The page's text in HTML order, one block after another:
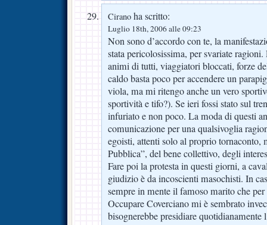
Cirano ha scritto:
Luglio 18th, 2006 alle 09:23
Non sono d’accordo con te, la
stata pericolosissima, per svariate
animi di tutti, viaggiatori bloccati, forze
caldo basta poco per accendere un
viola, ma mi ritengo anche un vero
sportività e tifo?). Se ieri fossi stato sul
infuriato e non poco. La moda di questi
comunicazione per una qualsivoglia
egoisti, attenti solo al proprio tornaconto,
Pubblica”, del bene collettivo, degli
Fare poi la protesta in questi giorni, a
giudizio è da incoscienti masochisti. In
sempre in mente il famoso marito che
Occupare Coverciano mi è sembrato
bisognerebbe presidiare quotidianamente